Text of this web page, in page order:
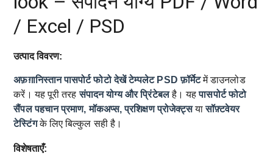
/ Excel / PSD
उत्पाद विवरण:
अफ़ग़ानिस्तान पासपोर्ट फोटो देखें टेम्पलेट PSD फ़ॉर्मेटमें डाउनलोड
करें। यह पूरी तरहसंपादन योग्य और प्रिंटेबलहै। यहपासपोर्ट फोटो
सैंपल पहचान प्रमाण, मॉकअप्स, प्रशिक्षण प्रोजेक्ट्सयासॉफ़्टवेयर
टेस्टिंगके लिए बिल्कुल सही है।
विशेषताएँ: